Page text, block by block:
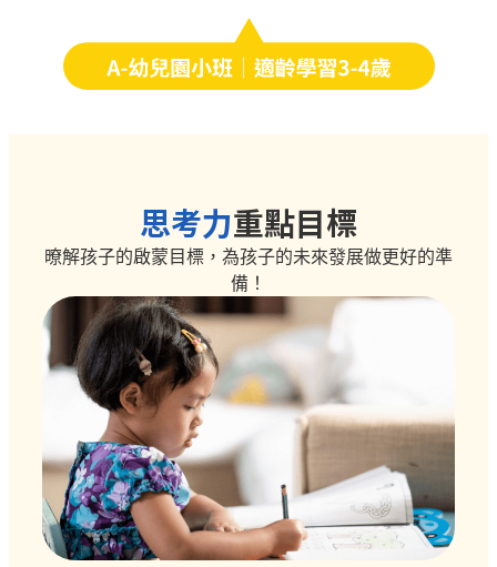
思考力重點目標
暸解孩子的啟蒙目標，為孩子的未來發展做更好的準
備！